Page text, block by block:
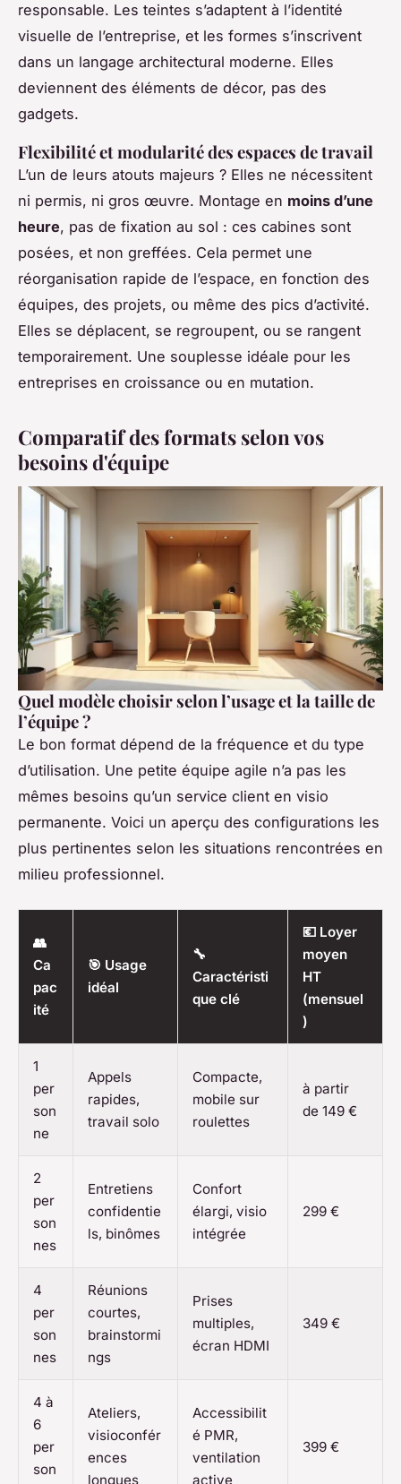
responsable. Les teintes s’adaptent à l’identité
visuelle de l’entreprise, et les formes s’inscrivent
dans un langage architectural moderne. Elles
deviennent des éléments de décor, pas des
gadgets.
Flexibilité et modularité des espaces de travail
L’un de leurs atouts majeurs ? Elles ne nécessitent
ni permis, ni gros œuvre. Montage en moins d’une
heure, pas de fixation au sol : ces cabines sont
posées, et non greffées. Cela permet une
réorganisation rapide de l’espace, en fonction des
équipes, des projets, ou même des pics d’activité.
Elles se déplacent, se regroupent, ou se rangent
temporairement. Une souplesse idéale pour les
entreprises en croissance ou en mutation.
Comparatif des formats selon vos
besoins d'équipe
Quel modèle choisir selon l’usage et la taille de
l’équipe ?
Le bon format dépend de la fréquence et du type
d’utilisation. Une petite équipe agile n’a pas les
mêmes besoins qu’un service client en visio
permanente. Voici un aperçu des configurations les
plus pertinentes selon les situations rencontrées en
milieu professionnel.
👥
Ca
pac
ité
🎯 Usage
idéal
🔧
Caractéristi
que clé
💶 Loyer
moyen
HT
(mensuel
)
1
per
son
ne
Appels
rapides,
travail solo
Compacte,
mobile sur
roulettes
à partir
de 149 €
2
per
son
nes
Entretiens
confidentie
ls, binômes
Confort
élargi, visio
intégrée
299 €
4
per
son
nes
Réunions
courtes,
brainstormi
ngs
Prises
multiples,
écran HDMI
349 €
4 à
6
per
son
Ateliers,
visioconfér
ences
longues
Accessibilit
é PMR,
ventilation
active
399 €